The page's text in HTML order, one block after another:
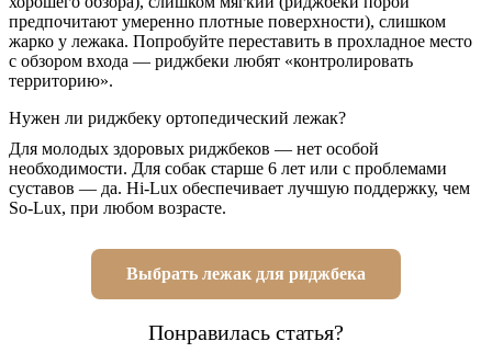
предпочитают умеренно плотные поверхности), слишком
жарко у лежака. Попробуйте переставить в прохладное место
с обзором входа — риджбеки любят «контролировать
территорию».
Нужен ли риджбеку ортопедический лежак?
Для молодых здоровых риджбеков — нет особой
необходимости. Для собак старше 6 лет или с проблемами
суставов — да. Hi-Lux обеспечивает лучшую поддержку, чем
So-Lux, при любом возрасте.
Выбрать лежак для риджбека
Понравилась статья?